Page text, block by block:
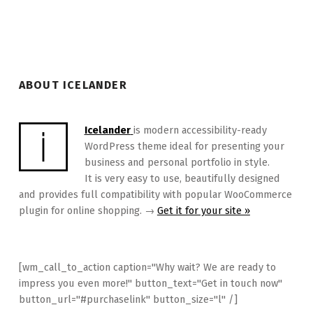
ABOUT ICELANDER
Icelander is modern accessibility-ready
WordPress theme ideal for presenting your
business and personal portfolio in style.
It is very easy to use, beautifully designed
and provides full compatibility with popular WooCommerce
plugin for online shopping. → Get it for your site »
[wm_call_to_action caption="Why wait? We are ready to
impress you even more!" button_text="Get in touch now"
button_url="#purchaselink" button_size="l" /]